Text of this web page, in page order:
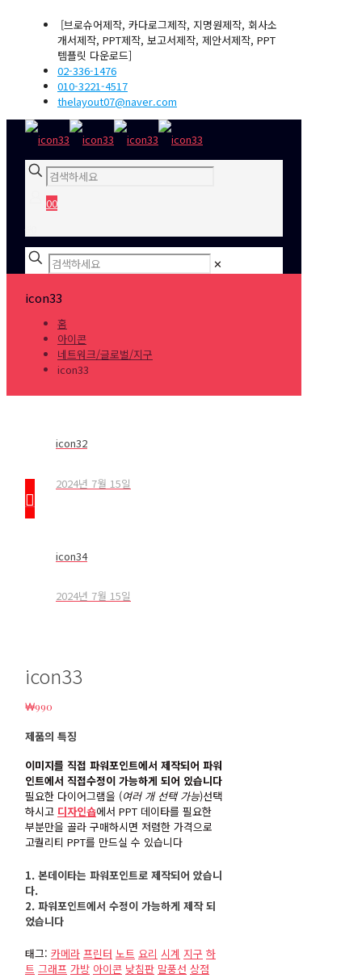
[브로슈어제작, 카다로그제작, 지명원제작, 회사소
개서제작, PPT제작, 보고서제작, 제안서제작, PPT
템플릿 다운로드]
02-336-1476
010-3221-4517
thelayout07@naver.com
00
✕
icon33
홈
아이콘
네트워크/글로벌/지구
icon33
icon32
2024년 7월 15일
icon34
2024년 7월 15일
icon33
₩990
제품의 특징
이미지를 직접 파워포인트에서 제작되어 파워
인트에서 직접수정이 가능하게 되어 있습니다
필요한 다이어그램을 (여러 개 선택 가능)선택
하시고 디자인숍에서 PPT 데이타를 필요한
부분만을 골라 구매하시면 저렴한 가격으로
고퀄리티 PPT를 만드실 수 있습니다
1. 본데이타는 파워포인트로 제작되어 았습니
다.
2. 파워포인트에서 수정이 가능하게 제작 되
었습니다
태그: 카메라 프린터 노트 요리 시계 지구 하
트 그래프 가방 아이콘 낮침판 말풍선 상점